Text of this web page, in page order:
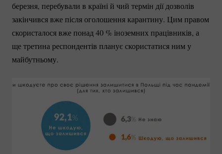
березня, перебували в країні й чий термін дії дозволів
закінчився вже після оголошення карантину. Цим правом
скористалося вже понад40 % іноземних працівників, а
ще третина респондентів планує скористатися ним у
майбутньому.